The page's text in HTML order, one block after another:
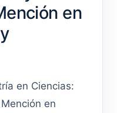
en
en Ciencias:
en